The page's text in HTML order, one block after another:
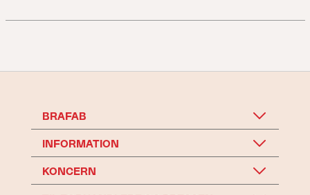
BRAFAB
INFORMATION
KONCERN